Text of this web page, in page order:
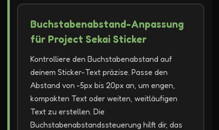
Buchstabenabstand-Anpassung
für Project Sekai Sticker
Kontrolliere den Buchstabenabstand auf
deinem Sticker-Text präzise. Passe den
Abstand von -5px bis 20px an, um engen,
kompakten Text oder weiten, weitläufigen
Text zu erstellen. Die
Buchstabenabstandssteuerung hilft dir, das